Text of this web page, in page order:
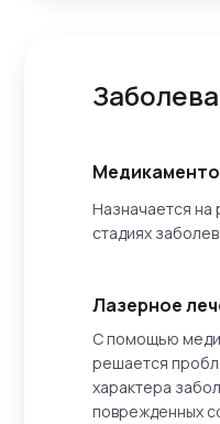
Лазерное
С помощью
решается
характера
поврежденных
Назначается на
стадиях